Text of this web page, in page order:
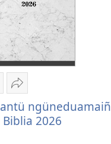
Huercülelngeal
Fill
antü
ngüneduamaiñ
2026